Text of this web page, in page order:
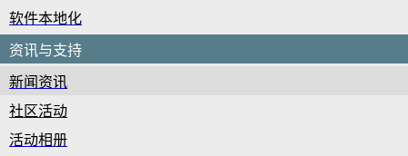
软件本地化
资讯与支持
新闻资讯
社区活动
活动相册